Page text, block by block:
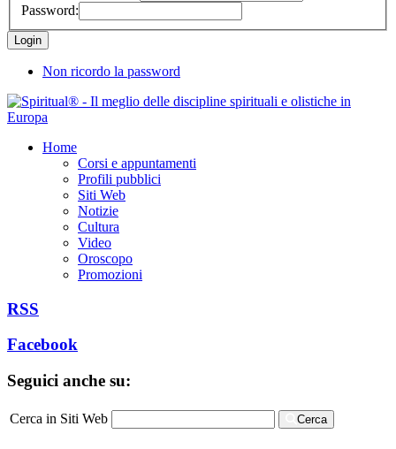
Password:
Non ricordo la password
Home
Corsi e appuntamenti
Profili pubblici
Siti Web
Notizie
Cultura
Video
Oroscopo
Promozioni
RSS
Facebook
Seguici anche su:
Cerca in Siti Web Cerca